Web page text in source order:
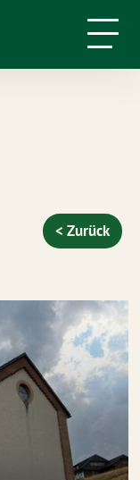
< Zurück